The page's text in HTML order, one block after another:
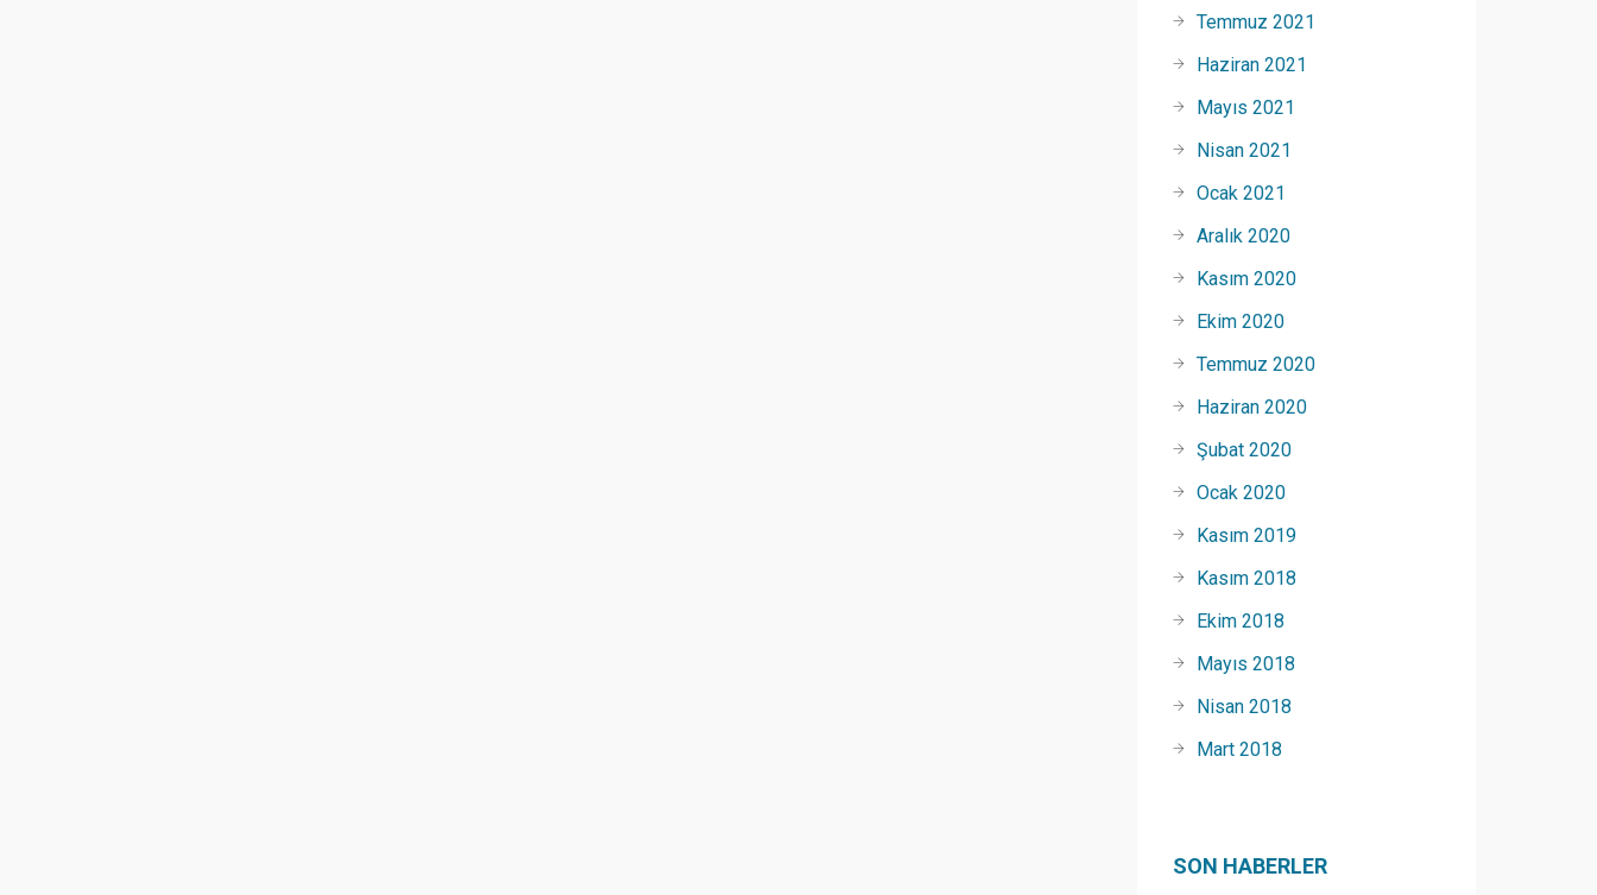
Temmuz 2021
Haziran 2021
Mayıs 2021
Nisan 2021
Ocak 2021
Aralık 2020
Kasım 2020
Ekim 2020
Temmuz 2020
Haziran 2020
Şubat 2020
Ocak 2020
Kasım 2019
Kasım 2018
Ekim 2018
Mayıs 2018
Nisan 2018
Mart 2018
SON HABERLER